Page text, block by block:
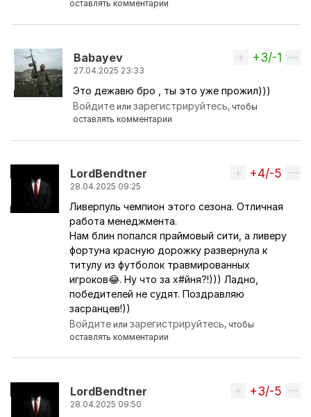
оставлять комментарии
Babayev
27.04.2025 23:33
Ответ на комментарий пользователяAlexSave
Вверх
+3/-1
Это дежавю бро , ты это уже прожил)))
Войдите илизарегистрируйтесь, чтобы
оставлять комментарии
LordBendtner
28.04.2025 09:25
Вверх
+4/-5
Ливерпуль чемпион этого сезона. Отличная
работа менеджмента.
Нам блин попался праймовый сити, а ливеру
фортуна красную дорожку развернула к
титулу из футболок травмированных
игроков😂. Ну что за х#йня?!))) Ладно,
победителей не судят. Поздравляю
засранцев!))
Войдите илизарегистрируйтесь, чтобы
оставлять комментарии
LordBendtner
28.04.2025 09:50
Вверх
+3/-5